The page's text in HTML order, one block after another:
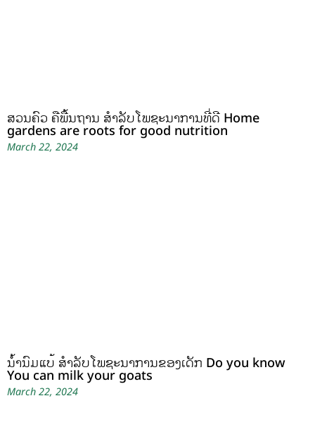
ສວນຄົວ ຄືພື້ນຖານ ສໍາລັບໂພຊະນາການທີ່ດີ Home
gardens are roots for good nutrition
March 22, 2024
ນໍ້ານົມແບ້ ສຳລັບໂພຊະນາການຂອງເດັກ Do you know
You can milk your goats
March 22, 2024